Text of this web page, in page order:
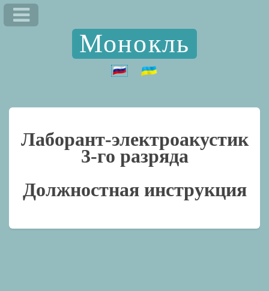
Монокль
Лаборант-электроакустик
3-го разряда
Должностная инструкция